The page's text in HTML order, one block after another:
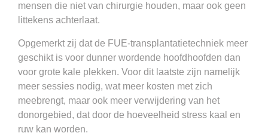
mensen die niet van chirurgie houden, maar ook geen
littekens achterlaat.
Opgemerkt zij dat de FUE-transplantatietechniek meer
geschikt is voor dunner wordende hoofdhoofden dan
voor grote kale plekken. Voor dit laatste zijn namelijk
meer sessies nodig, wat meer kosten met zich
meebrengt, maar ook meer verwijdering van het
donorgebied, dat door de hoeveelheid stress kaal en
ruw kan worden.